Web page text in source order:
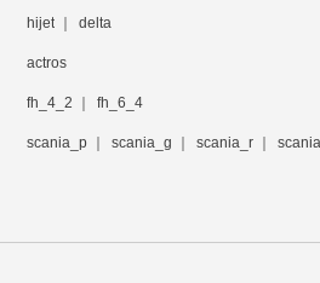
hijet delta
actros
fh_4_2 fh_6_4
scania_p scania_g scania_r